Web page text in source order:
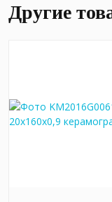
Другие